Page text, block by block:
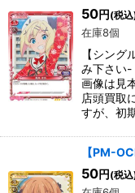
50円 (税
在庫8個
【シン
み下さい-
画像は見
店頭買取
すが、初
【PM-
50円 (税